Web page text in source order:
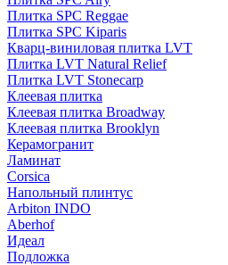
Плитка SPC Reggae
Плитка SPC Kiparis
Кварц-виниловая плитка LVT
Плитка LVT Natural Relief
Плитка LVT Stonecarp
Клеевая плитка
Клеевая плитка Broadway
Клеевая плитка Brooklyn
Керамогранит
Ламинат
Corsica
Напольный плинтус
Arbiton INDO
Aberhof
Идеал
Подложка